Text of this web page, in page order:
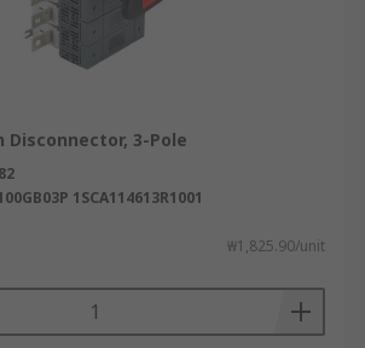
Disconnector, 3-Pole
1SCA114613R1001
₩1,825.90/unit